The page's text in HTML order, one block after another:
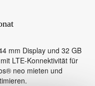
mm Display und 32 GB
LTE-Konnektivität für
neo mieten und